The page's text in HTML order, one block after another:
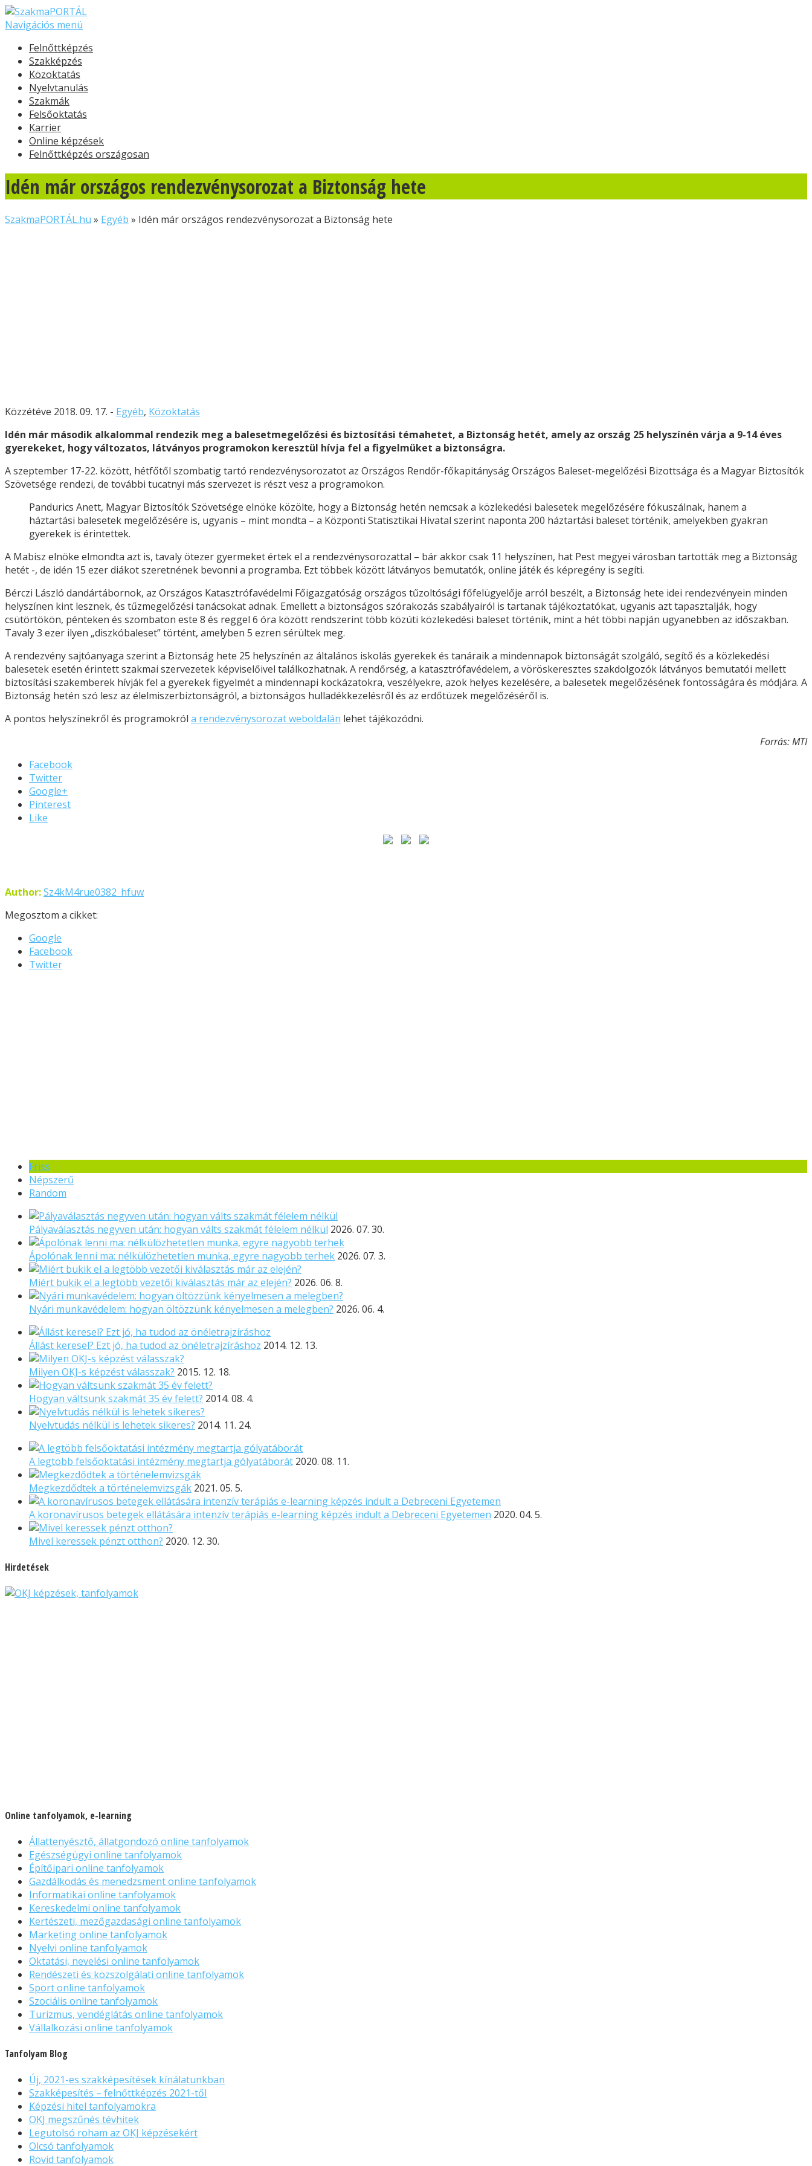
Navigációs menü
Felnőttképzés
Szakképzés
Közoktatás
Nyelvtanulás
Szakmák
Felsőoktatás
Karrier
Online képzések
Felnőttképzés országosan
Idén már országos rendezvénysorozat a Biztonság hete
SzakmaPORTÁL.hu » Egyéb » Idén már országos rendezvénysorozat a Biztonság hete
Közzétéve 2018. 09. 17. - Egyéb, Közoktatás
Idén már második alkalommal rendezik meg a balesetmegelőzési és biztosítási témahetet, a Biztonság hetét, amely az ország 25 helyszínén várja a 9-14 éves
gyerekeket, hogy változatos, látványos programokon keresztül hívja fel a figyelmüket a biztonságra.
A szeptember 17-22. között, hétfőtől szombatig tartó rendezvénysorozatot az Országos Rendőr-főkapitányság Országos Baleset-megelőzési Bizottsága és a Magyar Biztosítók
Szövetsége rendezi, de további tucatnyi más szervezet is részt vesz a programokon.
Pandurics Anett, Magyar Biztosítók Szövetsége elnöke közölte, hogy a Biztonság hetén nemcsak a közlekedési balesetek megelőzésére fókuszálnak, hanem a
háztartási balesetek megelőzésére is, ugyanis – mint mondta – a Központi Statisztikai Hivatal szerint naponta 200 háztartási baleset történik, amelyekben gyakran
gyerekek is érintettek.
A Mabisz elnöke elmondta azt is, tavaly ötezer gyermeket értek el a rendezvénysorozattal – bár akkor csak 11 helyszínen, hat Pest megyei városban tartották meg a Biztonság
hetét -, de idén 15 ezer diákot szeretnének bevonni a programba. Ezt többek között látványos bemutatók, online játék és képregény is segíti.
Bérczi László dandártábornok, az Országos Katasztrófavédelmi Főigazgatóság országos tűzoltósági főfelügyelője arról beszélt, a Biztonság hete idei rendezvényein minden
helyszínen kint lesznek, és tűzmegelőzési tanácsokat adnak. Emellett a biztonságos szórakozás szabályairól is tartanak tájékoztatókat, ugyanis azt tapasztalják, hogy
csütörtökön, pénteken és szombaton este 8 és reggel 6 óra között rendszerint több közúti közlekedési baleset történik, mint a hét többi napján ugyanebben az időszakban.
Tavaly 3 ezer ilyen „diszkóbaleset” történt, amelyben 5 ezren sérültek meg.
A rendezvény sajtóanyaga szerint a Biztonság hete 25 helyszínén az általános iskolás gyerekek és tanáraik a mindennapok biztonságát szolgáló, segítő és a közlekedési
balesetek esetén érintett szakmai szervezetek képviselőivel találkozhatnak. A rendőrség, a katasztrófavédelem, a vöröskeresztes szakdolgozók látványos bemutatói mellett
biztosítási szakemberek hívják fel a gyerekek figyelmét a mindennapi kockázatokra, veszélyekre, azok helyes kezelésére, a balesetek megelőzésének fontosságára és módjára. A
Biztonság hetén szó lesz az élelmiszerbiztonságról, a biztonságos hulladékkezelésről és az erdőtüzek megelőzéséről is.
A pontos helyszínekről és programokról a rendezvénysorozat weboldalán lehet tájékozódni.
Forrás: MTI
Facebook
Twitter
Google+
Pinterest
Like
Author:Sz4kM4rue0382_hfuw
Megosztom a cikket:
Google
Facebook
Twitter
Friss
Népszerű
Random
Pályaválasztás negyven után: hogyan válts szakmát félelem nélkül 2026. 07. 30.
Ápolónak lenni ma: nélkülözhetetlen munka, egyre nagyobb terhek 2026. 07. 3.
Miért bukik el a legtöbb vezetői kiválasztás már az elején? 2026. 06. 8.
Nyári munkavédelem: hogyan öltözzünk kényelmesen a melegben? 2026. 06. 4.
Állást keresel? Ezt jó, ha tudod az önéletrajzíráshoz 2014. 12. 13.
Milyen OKJ-s képzést válasszak? 2015. 12. 18.
Hogyan váltsunk szakmát 35 év felett? 2014. 08. 4.
Nyelvtudás nélkül is lehetek sikeres? 2014. 11. 24.
A legtöbb felsőoktatási intézmény megtartja gólyatáborát 2020. 08. 11.
Megkezdődtek a történelemvizsgák 2021. 05. 5.
A koronavírusos betegek ellátására intenzív terápiás e-learning képzés indult a Debreceni Egyetemen 2020. 04. 5.
Mivel keressek pénzt otthon? 2020. 12. 30.
Hirdetések
Online tanfolyamok, e-learning
Állattenyésztő, állatgondozó online tanfolyamok
Egészségügyi online tanfolyamok
Építőipari online tanfolyamok
Gazdálkodás és menedzsment online tanfolyamok
Informatikai online tanfolyamok
Kereskedelmi online tanfolyamok
Kertészeti, mezőgazdasági online tanfolyamok
Marketing online tanfolyamok
Nyelvi online tanfolyamok
Oktatási, nevelési online tanfolyamok
Rendészeti és közszolgálati online tanfolyamok
Sport online tanfolyamok
Szociális online tanfolyamok
Turizmus, vendéglátás online tanfolyamok
Vállalkozási online tanfolyamok
Tanfolyam Blog
Új, 2021-es szakképesítések kínálatunkban
Szakképesítés – felnőttképzés 2021-től
Képzési hitel tanfolyamokra
OKJ megszűnés tévhitek
Legutolsó roham az OKJ képzésekért
Olcsó tanfolyamok
Rövid tanfolyamok